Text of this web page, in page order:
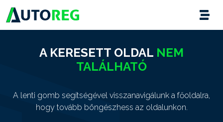
A KERESETT OLDAL NEM
TALÁLHATÓ
A lenti gomb segítségével visszanavigálunk a főoldalra,
hogy tovább böngészhess az oldalunkon.